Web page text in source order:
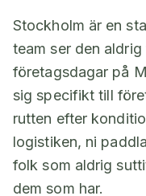
Stockholm är en
team ser den
företagsdagar på
sig specifikt till
rutten efter
logistiken, ni
folk som aldrig
dem som har.